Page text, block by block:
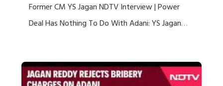
Former CM YS Jagan NDTV Interview | Power
Deal Has Nothing To Do With Adani: YS Jagan